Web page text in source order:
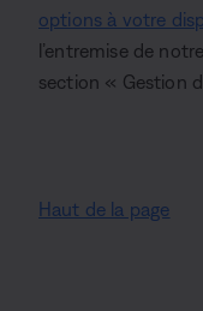
options à votre
l’entremise de notre
section « Gestion
Haut de la page